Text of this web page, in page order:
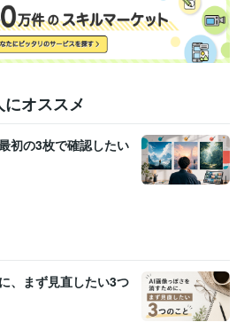
オススメ
初の3枚で確認したい
、まず見直したい3つ